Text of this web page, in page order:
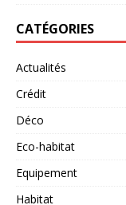
CATÉGORIES
Actualités
Crédit
Déco
Eco-habitat
Equipement
Habitat